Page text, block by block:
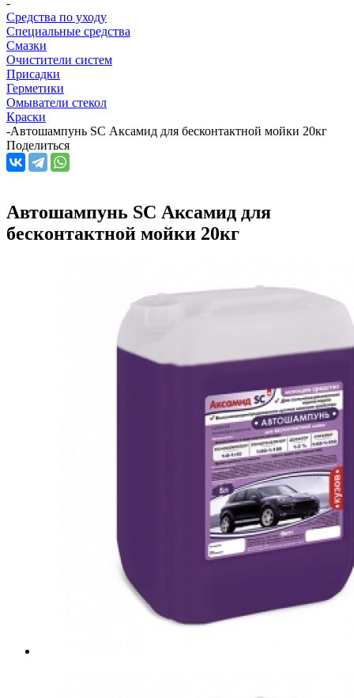
Средства по уходу
Специальные средства
Смазки
Очистители систем
Присадки
Герметики
Омыватели стекол
Краски
-Автошампунь SC Аксамид для бесконтактной мойки 20кг
Поделиться
Автошампунь SC Аксамид для
бесконтактной мойки 20кг